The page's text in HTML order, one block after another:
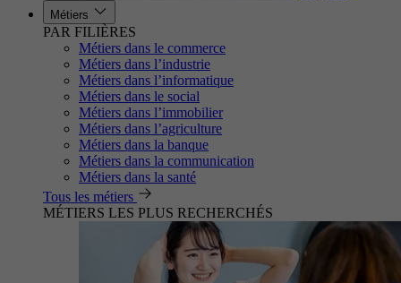
Métiers
PAR FILIÈRES
Métiers dans le commerce
Métiers dans l’industrie
Métiers dans l’informatique
Métiers dans le social
Métiers dans l’immobilier
Métiers dans l’agriculture
Métiers dans la banque
Métiers dans la communication
Métiers dans la santé
Tous les métiers
MÉTIERS LES PLUS RECHERCHÉS